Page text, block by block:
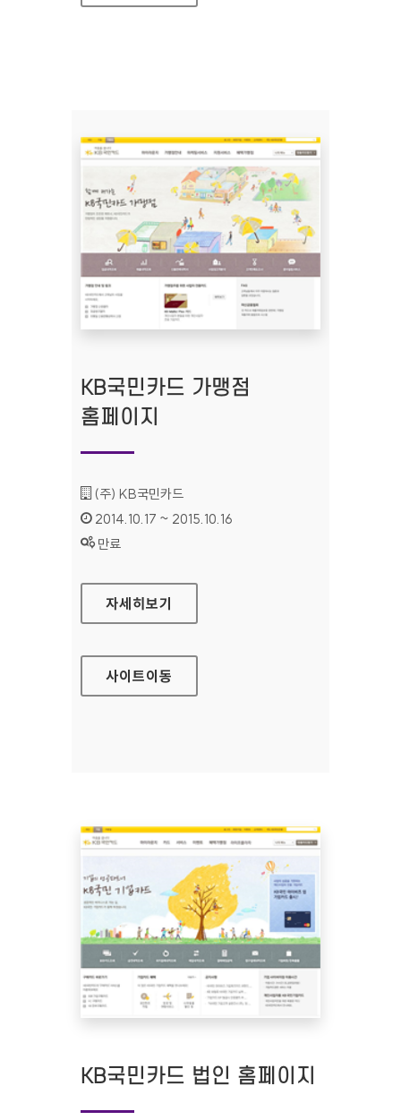
KB국민카드 가맹점
홈페이지
기관명 :
(주) KB국민카드
인증기간 :
2014.10.17 ~ 2015.10.16
상태 :
만료
KB국민카드 가맹점 홈페이지
자세히보기
사이트이동
KB국민카드 법인 홈페이지